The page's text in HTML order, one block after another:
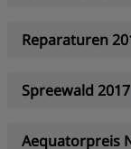
Reparaturen
Spreewald 2017
Aequatorpreis